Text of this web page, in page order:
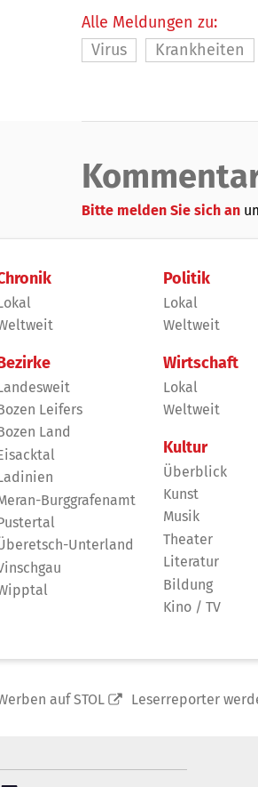
Alle Meldungen zu:
Virus
Krankheiten
Bitte melden Sie sich an
Leifers
Land
Burggrafenamt
Unterland
Politik
Lokal
Weltweit
Wirtschaft
Lokal
Weltweit
Kultur
Überblick
Kunst
Musik
Theater
Literatur
Bildung
Kino / TV
auf STOL Leserreporter